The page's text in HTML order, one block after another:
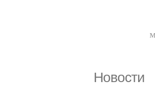
Новости